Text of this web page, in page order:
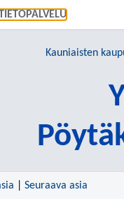
Kauniaisten
Seuraava asia